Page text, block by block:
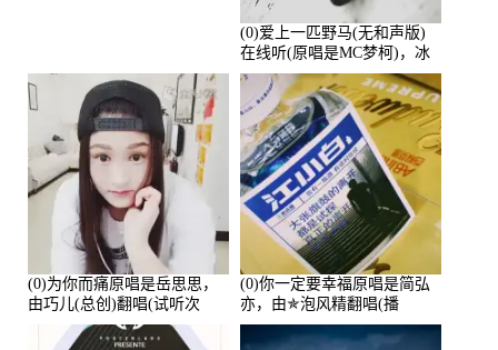
(0)爱上一匹野马(无和声版)
在线听(原唱是MC梦柯)，冰
鑫Asce演唱点播:178815次
(0)为你而痛原唱是岳思思，
由巧儿(总创)翻唱(试听次
数:108697)
(0)你一定要幸福原唱是简弘
亦，由✯泡风精翻唱(播
放:102381)